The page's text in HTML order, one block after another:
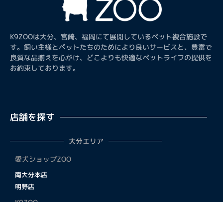
K9ZOOは大分、宮崎、福岡にて展開しているペット複合施設で
す。飼い主様とペットたちのためにより良いサービスと、豊富で
良質な品揃えを心がけ、どこよりも快適なペットライフの提供を
お約束しております。
店舗を探す
大分エリア
愛犬ショップZOO
南大分本店
明野店